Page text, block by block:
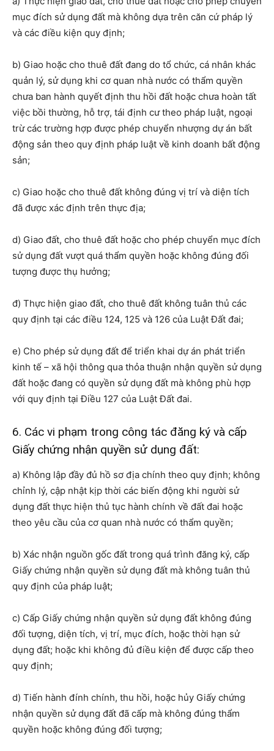
mục đích sử dụng đất mà không dựa trên căn cứ pháp lý
và các điều kiện quy định;
b) Giao hoặc cho thuê đất đang do tổ chức, cá nhân khác
quản lý, sử dụng khi cơ quan nhà nước có thẩm quyền
chưa ban hành quyết định thu hồi đất hoặc chưa hoàn tất
việc bồi thường, hỗ trợ, tái định cư theo pháp luật, ngoại
trừ các trường hợp được phép chuyển nhượng dự án bất
động sản theo quy định pháp luật về kinh doanh bất động
sản;
c) Giao hoặc cho thuê đất không đúng vị trí và diện tích
đã được xác định trên thực địa;
d) Giao đất, cho thuê đất hoặc cho phép chuyển mục đích
sử dụng đất vượt quá thẩm quyền hoặc không đúng đối
tượng được thụ hưởng;
đ) Thực hiện giao đất, cho thuê đất không tuân thủ các
quy định tại các điều 124, 125 và 126 của Luật Đất đai;
e) Cho phép sử dụng đất để triển khai dự án phát triển
kinh tế – xã hội thông qua thỏa thuận nhận quyền sử dụng
đất hoặc đang có quyền sử dụng đất mà không phù hợp
với quy định tại Điều 127 của Luật Đất đai.
6. Các vi phạm trong công tác đăng ký và cấp
Giấy chứng nhận quyền sử dụng đất:
a) Không lập đầy đủ hồ sơ địa chính theo quy định; không
chỉnh lý, cập nhật kịp thời các biến động khi người sử
dụng đất thực hiện thủ tục hành chính về đất đai hoặc
theo yêu cầu của cơ quan nhà nước có thẩm quyền;
b) Xác nhận nguồn gốc đất trong quá trình đăng ký, cấp
Giấy chứng nhận quyền sử dụng đất mà không tuân thủ
quy định của pháp luật;
c) Cấp Giấy chứng nhận quyền sử dụng đất không đúng
đối tượng, diện tích, vị trí, mục đích, hoặc thời hạn sử
dụng đất; hoặc khi không đủ điều kiện để được cấp theo
quy định;
d) Tiến hành đính chính, thu hồi, hoặc hủy Giấy chứng
nhận quyền sử dụng đất đã cấp mà không đúng thẩm
quyền hoặc không đúng đối tượng;